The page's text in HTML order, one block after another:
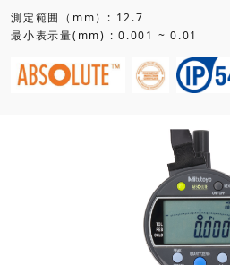
測定範囲（mm）: 12.7
最小表示量(mm) : 0.001 ~ 0.01